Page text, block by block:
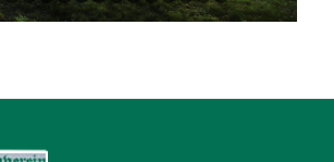
1 2 3 4 5 6 7 8 9 101112 1314